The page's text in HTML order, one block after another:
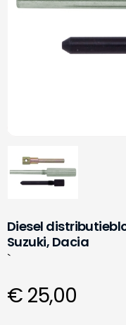
Diesel
Suzuki, Dacia
`
€ 25,00